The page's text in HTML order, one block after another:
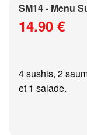
SM14 - Menu
14.90 €
4 sushis, 2
et 1 salade.